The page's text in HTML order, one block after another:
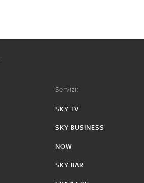
Servizi:
SKY TV
SKY BUSINESS
NOW
SKY BAR